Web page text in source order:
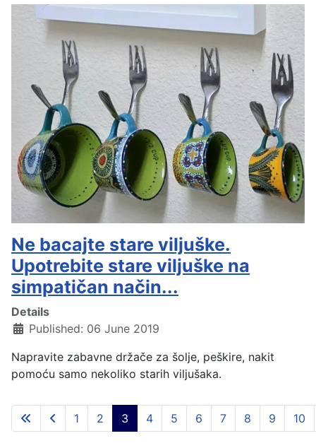
Ne bacajte stare viljuške.
Upotrebite stare viljuške na
simpatičan način...
Details
Published: 06 June 2019
Napravite zabavne držače za šolje, peškire, nakit
pomoću samo nekoliko starih viljušaka.
1 2 3 4 5 6 7 8 9 10